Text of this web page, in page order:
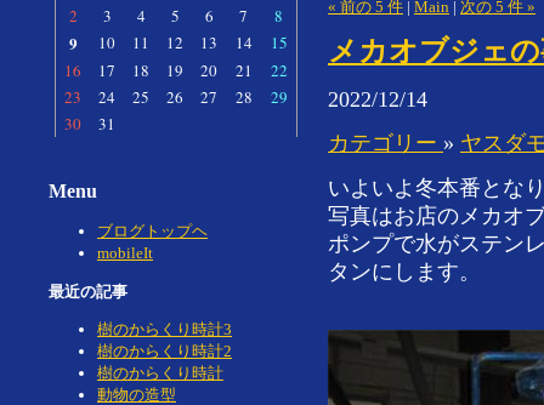
« 前の 5 件 | Main | 次の 5 件 »
メカオブジェ
2022/12/14
カテゴリー » ヤスダ
いよいよ冬本番とな
写真はお店のメカオ
ポンプで水がステン
タンにします。
2
3 4 5 6 7 8
9 10 11 12 13 14
15
16
17 18 19 20 21
22
23
24 25 26 27 28
29
30
31
Menu
ブログトップヘ
mobileIt
最近の記事
樹のからくり時計3
樹のからくり時計2
樹のからくり時計
動物の造型